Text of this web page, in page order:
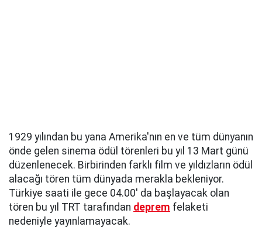
1929 yılından bu yana Amerika'nın en ve tüm dünyanın
önde gelen sinema ödül törenleri bu yıl 13 Mart günü
düzenlenecek. Birbirinden farklı film ve yıldızların ödül
alacağı tören tüm dünyada merakla bekleniyor.
Türkiye saati ile gece 04.00' da başlayacak olan
tören bu yıl TRT tarafından deprem felaketi
nedeniyle yayınlamayacak.